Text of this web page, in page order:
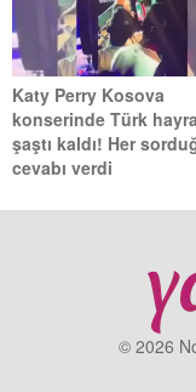
Katy Perry Kosova
konserinde Türk
şaştı kaldı! Her
cevabı verdi
© 2026